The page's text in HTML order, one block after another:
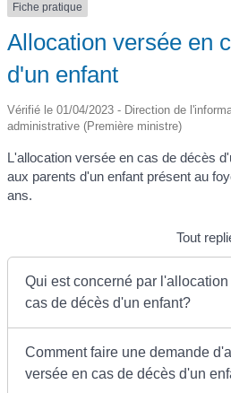
Fiche pratique
Allocation versée en
d'un enfant
Vérifié le 01/04/2023 - Direction de
administrative (Première ministre)
L'allocation versée en cas de décès
aux parents d'un enfant présent au
ans.
Tout
Qui est concerné par
cas de décès d'un enfant?
Comment faire une demande
versée en cas de décès d'un